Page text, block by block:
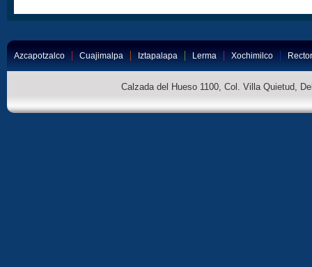
Azcapotzalco Cuajimalpa Iztapalapa Lerma Xochimilco
Calzada del Hueso 1100, Col. Villa Quietud,